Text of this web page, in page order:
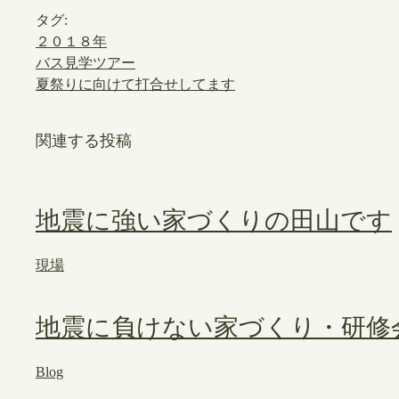
タグ:
２０１８年
バス見学ツアー
夏祭りに向けて打合せしてます
関連する投稿
地震に強い家づくりの田山です
現場
地震に負けない家づくり・研修
Blog